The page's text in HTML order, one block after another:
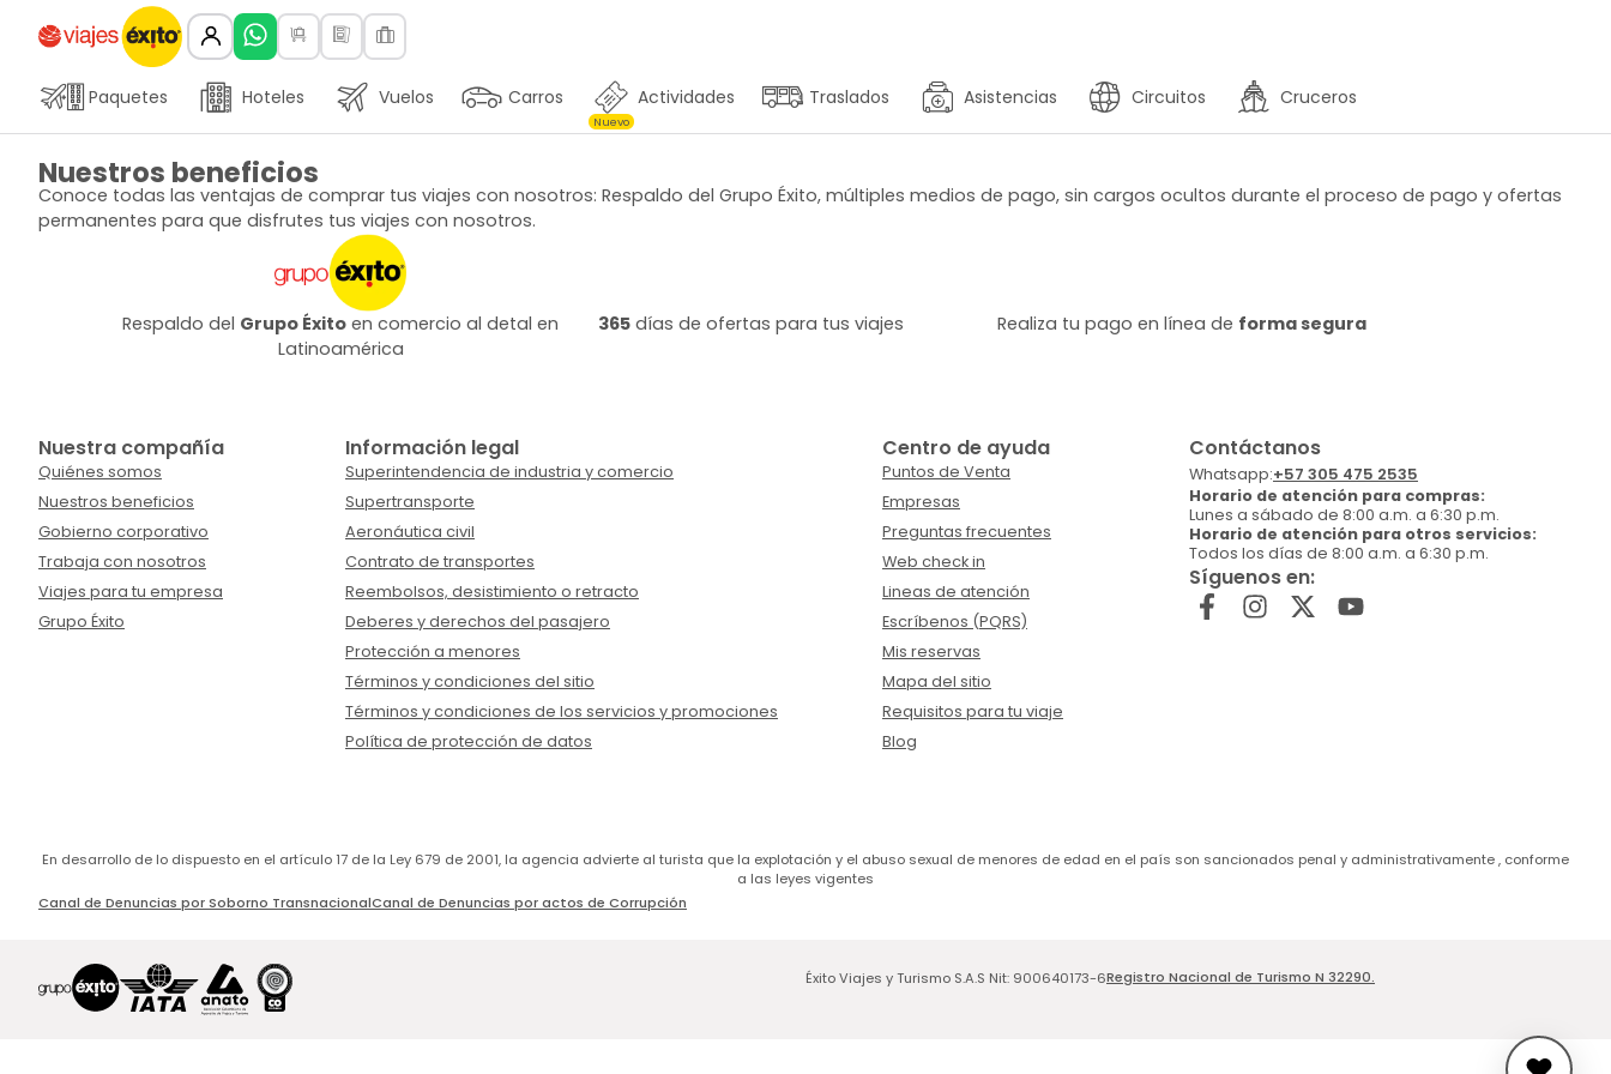
Paquetes Hoteles Vuelos Carros Actividades
Nuevo
Traslados Asistencias Circuitos Cruceros
Nuestros beneficios
Conoce todas las ventajas de comprar tus viajes con nosotros: Respaldo del Grupo Éxito, múltiples medios de pago, sin cargos ocultos durante el proceso de pago y ofertas
permanentes para que disfrutes tus viajes con nosotros.
Respaldo del Grupo Éxito en comercio al detal en
Latinoamérica
365días de ofertas para tus viajes Realiza tu pago en línea de forma segura
Nuestra compañía
Quiénes somos
Nuestros beneficios
Gobierno corporativo
Trabaja con nosotros
Viajes para tu empresa
Grupo Éxito
Información legal
Superintendencia de industria y comercio
Supertransporte
Aeronáutica civil
Contrato de transportes
Reembolsos, desistimiento o retracto
Deberes y derechos del pasajero
Protección a menores
Términos y condiciones del sitio
Términos y condiciones de los servicios y promociones
Política de protección de datos
Centro de ayuda
Puntos de Venta
Empresas
Preguntas frecuentes
Web check in
Lineas de atención
Escríbenos (PQRS)
Mis reservas
Mapa del sitio
Requisitos para tu viaje
Blog
Contáctanos
Whatsapp:+57 305 475 2535
Horario de atención para compras:
Lunes a sábado de 8:00 a.m. a 6:30 p.m.
Horario de atención para otros servicios:
Todos los días de 8:00 a.m. a 6:30 p.m.
Síguenos en:
En desarrollo de lo dispuesto en el artículo 17 de la Ley 679 de 2001, la agencia advierte al turista que la explotación y el abuso sexual de menores de edad en el país son sancionados penal y administrativamente , conforme
a las leyes vigentes
Canal de Denuncias por Soborno TransnacionalCanal de Denuncias por actos de Corrupción
Éxito Viajes y Turismo S.A.S Nit: 900640173-6Registro Nacional de Turismo N 32290.